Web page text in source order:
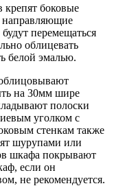
боковые
направляющие
перемещаться
облицевать
белой эмалью.
на 30мм шире
полоски
уголком с
стенкам также
шурупами или
шкафа покрывают
если он
не рекомендуется.